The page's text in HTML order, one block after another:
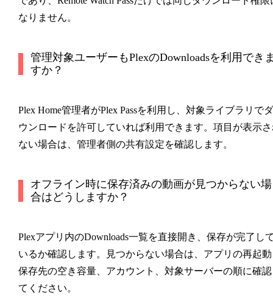
なりません。
管理対象ユーザーもPlexのDownloadsを利用でき
すか？
Plex Home管理者がPlex Passを利用し、対象ライブラリでダ
ウンロードを許可していれば利用できます。項目が表示
ない場合は、管理者側の共有設定を確認します。
オフライン時に保存済みの動画が見つからない場
合はどうしますか？
Plexアプリ内のDownloads一覧を直接開き、保存が完了し
いるか確認します。見つからない場合は、アプリの再起
保存先の空き容量、アカウント、対象サーバーの順に確
てください。